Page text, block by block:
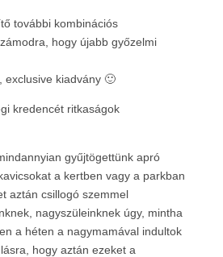
további kombinációs
hogy újabb győzelmi
exclusive kiadvány 🙂
kredencét ritkaságok
gyűjtögettünk apró
a kertben vagy a parkban
aztán csillogó szemmel
nagyszüleinknek úgy, mintha
a héten a nagymamával indultok
hogy aztán ezeket a